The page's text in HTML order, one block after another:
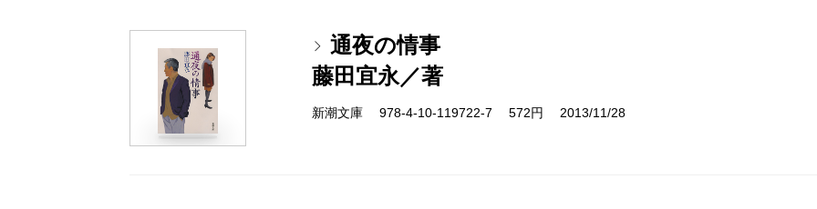
通夜の情事
藤田宜永／著
新潮文庫 978-4-10-119722-7 572円 2013/11/28